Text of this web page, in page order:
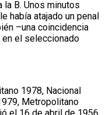
la B. Unos minutos
había atajado un penal
–una coincidencia
el seleccionado
1978, Nacional
Metropolitano